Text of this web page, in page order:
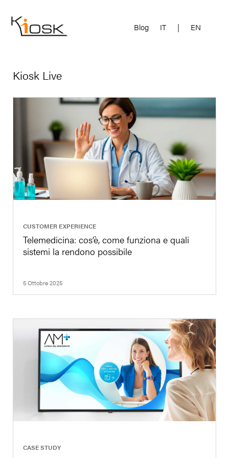
Blog IT | EN
Kiosk Live
Telemedicina: cos’è, come funziona e quali
sistemi la rendono possibile
5 Ottobre 2025
CUSTOMER EXPERIENCE
CASE STUDY